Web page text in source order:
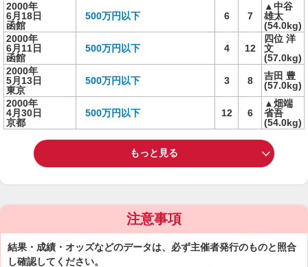
2000年
6月18日
函館
500万円以下 6 7
▲中谷
雄太
(54.0kg)
2000年
6月11日
函館
500万円以下 4 12
四位 洋
文
(57.0kg)
2000年
5月13日
東京
500万円以下 3 8
吉田 豊
(57.0kg)
2000年
4月30日
京都
500万円以下 12 6
▲畑端
省吾
(54.0kg)
もっと見る
注意事項
結果・成績・オッズなどのデータは、必ず主催者発行のものと照合
し確認してください。